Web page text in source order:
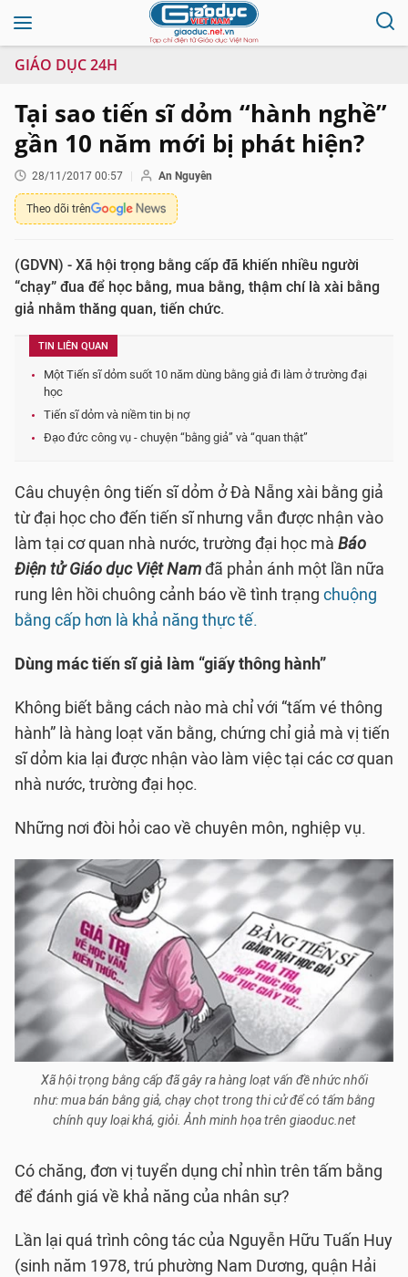
GIÁO DỤC 24H
Tại sao tiến sĩ dỏm “hành nghề”
gần 10 năm mới bị phát hiện?
28/11/2017 00:57 An Nguyên
Theo dõi trên
(GDVN) - Xã hội trọng bằng cấp đã khiến nhiều người
“chạy” đua để học bằng, mua bằng, thậm chí là xài bằng
giả nhằm thăng quan, tiến chức.
TIN LIÊN QUAN
Một Tiến sĩ dỏm suốt 10 năm dùng bằng giả đi làm ở trường đại
học
Tiến sĩ dỏm và niềm tin bị nợ
Đạo đức công vụ - chuyện “bằng giả” và “quan thật”
Câu chuyện ông tiến sĩ dỏm ở Đà Nẵng xài bằng giả
từ đại học cho đến tiến sĩ nhưng vẫn được nhận vào
làm tại cơ quan nhà nước, trường đại học mà Báo
Điện tử Giáo dục Việt Namđã phản ánh một lần nữa
rung lên hồi chuông cảnh báo về tình trạng chuộng
bằng cấp hơn là khả năng thực tế.
Dùng mác tiến sĩ giả làm “giấy thông hành”
Không biết bằng cách nào mà chỉ với “tấm vé thông
hành” là hàng loạt văn bằng, chứng chỉ giả mà vị tiến
sĩ dỏm kia lại được nhận vào làm việc tại các cơ quan
nhà nước, trường đại học.
Những nơi đòi hỏi cao về chuyên môn, nghiệp vụ.
Xã hội trọng bằng cấp đã gây ra hàng loạt vấn đề nhức nhối
như: mua bán bằng giả, chạy chọt trong thi cử để có tấm bằng
chính quy loại khá, giỏi. Ảnh minh họa trên giaoduc.net
Có chăng, đơn vị tuyển dụng chỉ nhìn trên tấm bằng
để đánh giá về khả năng của nhân sự?
Lần lại quá trình công tác của Nguyễn Hữu Tuấn Huy
(sinh năm 1978, trú phường Nam Dương, quận Hải